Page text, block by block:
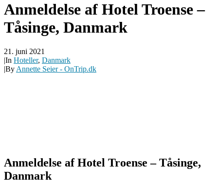
Anmeldelse af Hotel Troense –
Tåsinge, Danmark
21. juni 2021
|In Hoteller, Danmark
|By Annette Seier - OnTrip.dk
Anmeldelse af Hotel Troense – Tåsinge,
Danmark